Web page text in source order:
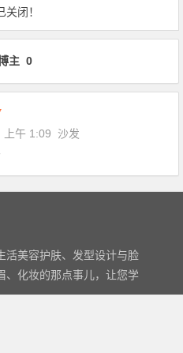
关闭！
主 0
上午 1:09
沙发
活美容护肤、发型设计与脸
、化妆的那点事儿，让您学